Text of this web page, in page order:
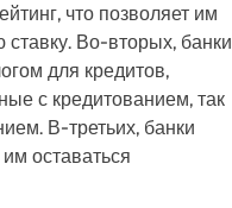
что позволяет им
Во-вторых, банки
для кредитов,
с кредитованием, так
В-третьих, банки
оставаться